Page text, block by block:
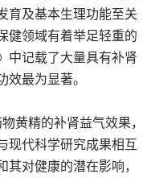
育及基本生理功能至关
健领域有着举足轻重的
中记载了大量具有补肾
效最为显著。
黄精的补肾益气效果，
现代科学研究成果相互
对健康的潜在影响，